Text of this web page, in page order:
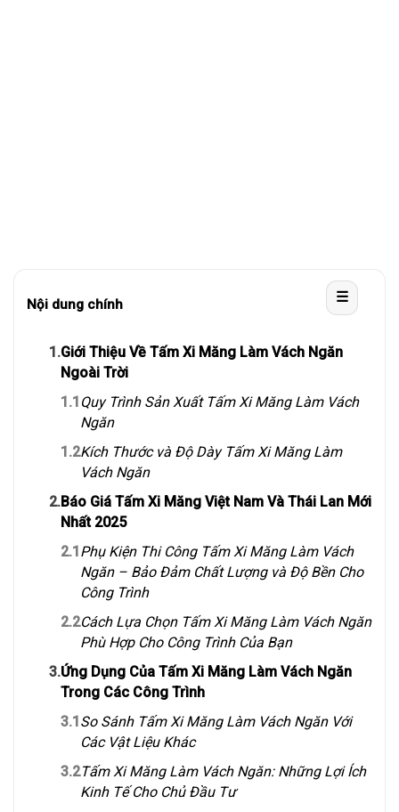
Nội dung chính ☰
1.Giới Thiệu Về Tấm Xi Măng Làm Vách Ngăn
Ngoài Trời
1.1 Quy Trình Sản Xuất Tấm Xi Măng Làm Vách
Ngăn
1.2Kích Thước và Độ Dày Tấm Xi Măng Làm
Vách Ngăn
2.Báo Giá Tấm Xi Măng Việt Nam Và Thái Lan Mới
Nhất 2025
2.1 Phụ Kiện Thi Công Tấm Xi Măng Làm Vách
Ngăn – Bảo Đảm Chất Lượng và Độ Bền Cho
Công Trình
2.2Cách Lựa Chọn Tấm Xi Măng Làm Vách Ngăn
Phù Hợp Cho Công Trình Của Bạn
3.Ứng Dụng Của Tấm Xi Măng Làm Vách Ngăn
Trong Các Công Trình
3.1 So Sánh Tấm Xi Măng Làm Vách Ngăn Với
Các Vật Liệu Khác
3.2Tấm Xi Măng Làm Vách Ngăn: Những Lợi Ích
Kinh Tế Cho Chủ Đầu Tư